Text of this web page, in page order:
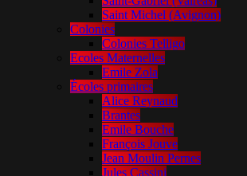
Saint Michel (Avignon)
Colonies
Colonies Telligo
Ecoles Maternelles
Emile Zola
Écoles primaires
Alice Reynaud
Brantes
Emile Bouche
François Jouve
Jean Moulin Pernes
Jules Cassini